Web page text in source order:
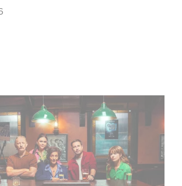
Herzen Rache wollen: Willkommen im